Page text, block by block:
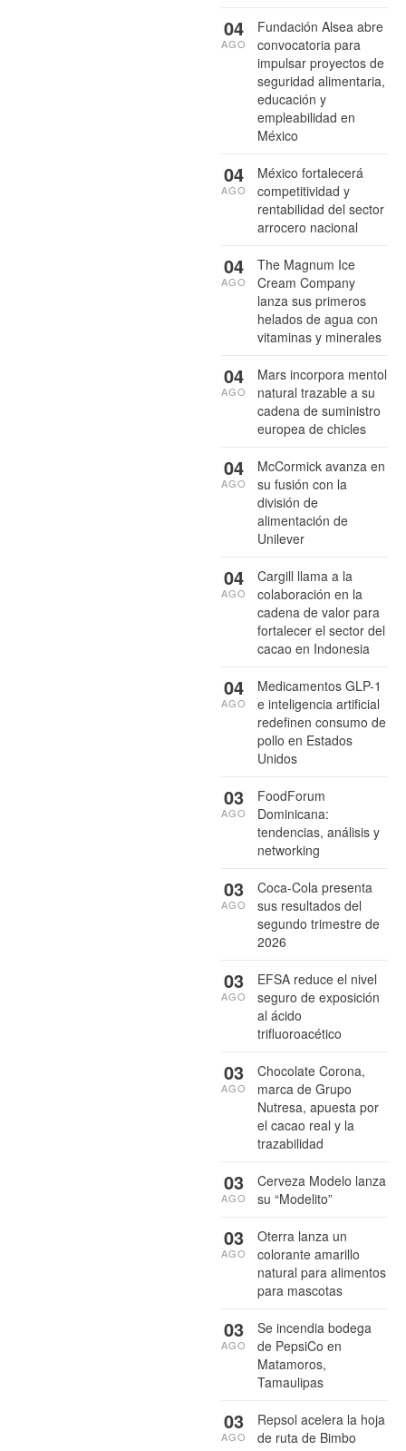
Fundación Alsea abre
convocatoria para
impulsar proyectos de
seguridad alimentaria,
educación y
empleabilidad en
México
04
AGO
México fortalecerá
competitividad y
rentabilidad del sector
arrocero nacional
04
AGO
The Magnum Ice
Cream Company
lanza sus primeros
helados de agua con
vitaminas y minerales
04
AGO
Mars incorpora mentol
natural trazable a su
cadena de suministro
europea de chicles
04
AGO
McCormick avanza en
su fusión con la
división de
alimentación de
Unilever
04
AGO
Cargill llama a la
colaboración en la
cadena de valor para
fortalecer el sector del
cacao en Indonesia
04
AGO
Medicamentos GLP-1
e inteligencia artificial
redefinen consumo de
pollo en Estados
Unidos
04
AGO
FoodForum
Dominicana:
tendencias, análisis y
networking
03
AGO
Coca-Cola presenta
sus resultados del
segundo trimestre de
2026
03
AGO
EFSA reduce el nivel
seguro de exposición
al ácido
trifluoroacético
03
AGO
Chocolate Corona,
marca de Grupo
Nutresa, apuesta por
el cacao real y la
trazabilidad
03
AGO
Cerveza Modelo lanza
su “Modelito”
03
AGO
Oterra lanza un
colorante amarillo
natural para alimentos
para mascotas
03
AGO
Se incendia bodega
de PepsiCo en
Matamoros,
Tamaulipas
03
AGO
Repsol acelera la hoja
de ruta de Bimbo
03
AGO